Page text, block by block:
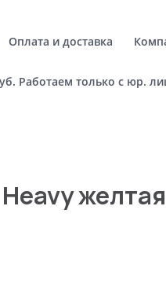
Оплата и доставка
Работаем только с юр.